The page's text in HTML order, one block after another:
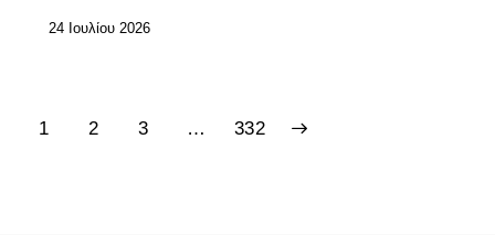
24 Ιουλίου 2026
1 2 3 … 332
>